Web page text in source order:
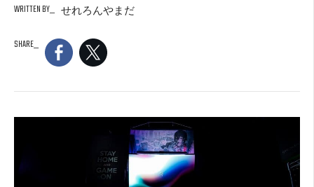
WRITTEN BY
せれろんやまだ
SHARE